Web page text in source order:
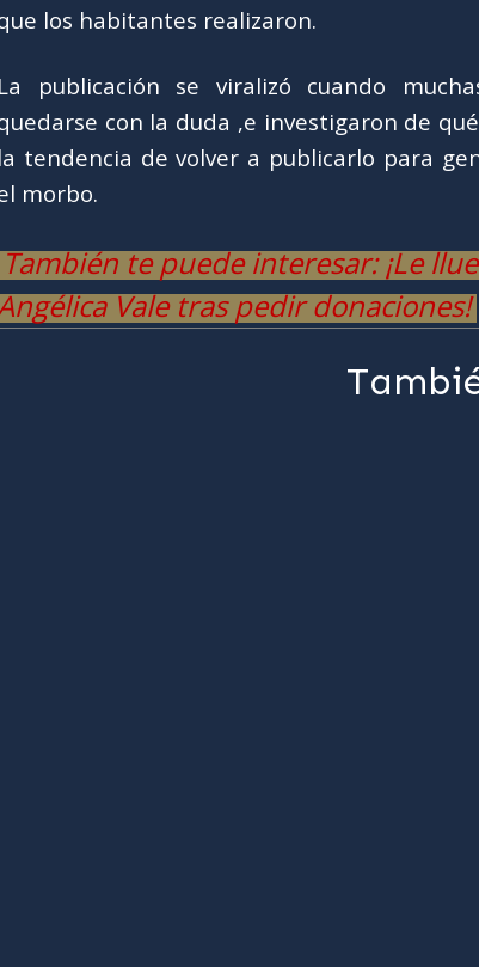
los habitantes realizaron.
La publicación se viralizó cuando
con la duda ,e investigaron de
la tendencia de volver a publicarlo para
morbo.
También te puede interesar: ¡Le
Vale tras pedir donaciones!